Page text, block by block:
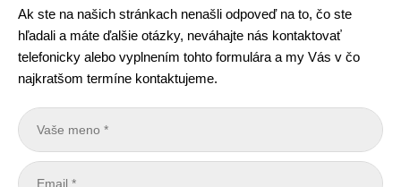
Ak ste na našich stránkach nenašli odpoveď na to, čo ste
hľadali a máte ďalšie otázky, neváhajte nás kontaktovať
telefonicky alebo vyplnením tohto formulára a my Vás v čo
najkratšom termíne kontaktujeme.